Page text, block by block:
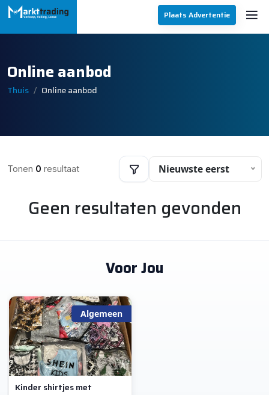
Plaats Advertentie
Online aanbod
Thuis Online aanbod
Tonen 0 resultaat Nieuwste eerst
Kinderen en Baby's (1)
Selecteer subcategorie
€0
Geen resultaten gevonden
Voor Jou
Algemeen
Kinder shirtjes met